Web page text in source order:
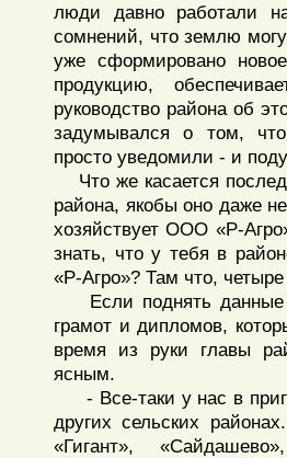
люди давно работали
сомнений, что землю
уже сформировано
продукцию,
руководство района об
задумывался о том, что
просто уведомили - и
Что же касается
района, якобы оно даже
хозяйствует ООО «Р-
знать, что у тебя в
«Р-Агро»? Там что,
Если поднять данные
грамот и дипломов,
время из руки главы
ясным.
- Все-таки у нас в
других сельских
«Гигант»,